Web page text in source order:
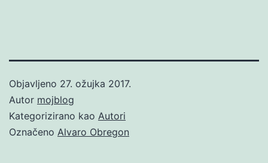
Objavljeno 27. ožujka 2017.
Autor mojblog
Kategorizirano kao Autori
Označeno Alvaro Obregon